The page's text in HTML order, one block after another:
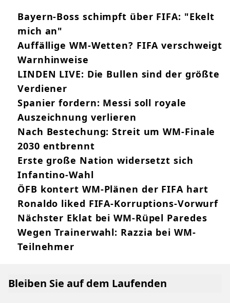
Bayern-Boss schimpft über FIFA: "Ekelt
mich an"
Auffällige WM-Wetten? FIFA verschweigt
Warnhinweise
LINDEN LIVE: Die Bullen sind der größte
Verdiener
Spanier fordern: Messi soll royale
Auszeichnung verlieren
Nach Bestechung: Streit um WM-Finale
2030 entbrennt
Erste große Nation widersetzt sich
Infantino-Wahl
ÖFB kontert WM-Plänen der FIFA hart
Ronaldo liked FIFA-Korruptions-Vorwurf
Nächster Eklat bei WM-Rüpel Paredes
Wegen Trainerwahl: Razzia bei WM-
Teilnehmer
Bleiben Sie auf dem Laufenden